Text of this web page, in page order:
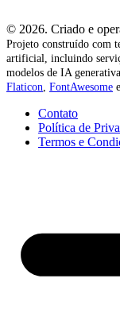
© 2026. Criado e
Projeto construído com
artificial, incluindo
modelos de IA
Flaticon, FontAwesome e
Contato
Política de
Termos e